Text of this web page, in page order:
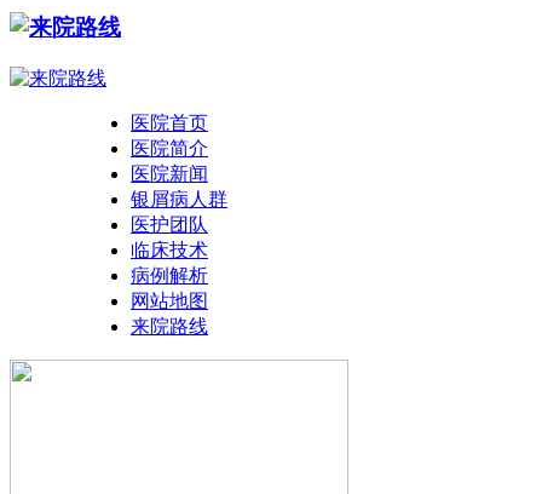
医院首页
医院简介
医院新闻
银屑病人群
医护团队
临床技术
病例解析
网站地图
来院路线